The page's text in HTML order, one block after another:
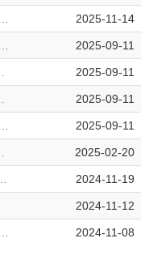
2025-11-14
2025-09-11
2025-09-11
2025-09-11
2025-09-11
2025-02-20
2024-11-19
2024-11-12
2024-11-08